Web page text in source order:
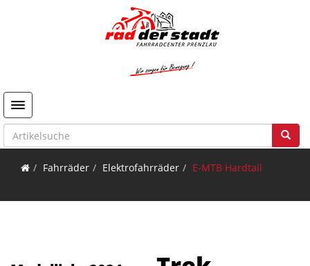
Toggle navigation
Fahrräder Elektrofahrräder E-MTB Hardtail